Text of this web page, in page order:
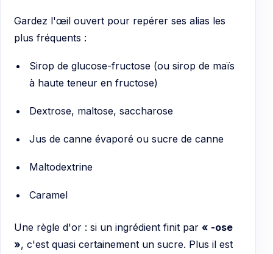
Gardez l'œil ouvert pour repérer ses alias les
plus fréquents :
Sirop de glucose-fructose (ou sirop de maïs
à haute teneur en fructose)
Dextrose, maltose, saccharose
Jus de canne évaporé ou sucre de canne
Maltodextrine
Caramel
Une règle d'or : si un ingrédient finit par « -ose
», c'est quasi certainement un sucre. Plus il est